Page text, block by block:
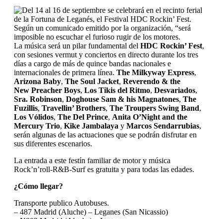
La música será un pilar fundamental del HDC Rockin’ Fest,
con sesiones vermut y conciertos en directo durante los tres
días a cargo de más de quince bandas nacionales e
internacionales de primera línea. The Milkyway Express,
Arizona Baby, The Soul Jacket, Reverendo & the
New Preacher Boys, Los Tikis del Ritmo, Desvariados,
Sra. Robinson, Doghouse Sam & his Magnatones, The
Fuzillis, Travellin’ Brothers, The Troupers Swing Band,
Los Vólidos, The Del Prince, Anita O’Night and the
Mercury Trio, Kike Jambalaya y Marcos Sendarrubias,
serán algunas de las actuaciones que se podrán disfrutar en
sus diferentes escenarios.
La entrada a este festín familiar de motor y música
Rock’n’roll-R&B-Surf es gratuita y para todas las edades.
¿Cómo llegar?
Transporte publico Autobuses.
– 487 Madrid (Aluche) – Leganes (San Nicassio)